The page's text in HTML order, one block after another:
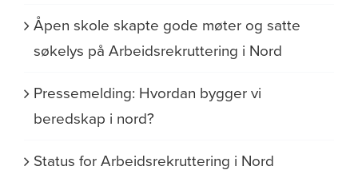
Åpen skole skapte gode møter og satte
søkelys på Arbeidsrekruttering i Nord
Pressemelding: Hvordan bygger vi
beredskap i nord?
Status for Arbeidsrekruttering i Nord